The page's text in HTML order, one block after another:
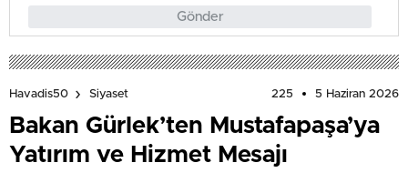
Gönder
Havadis50 Siyaset 225 5 Haziran 2026
Bakan Gürlek’ten Mustafapaşa’ya
Yatırım ve Hizmet Mesajı